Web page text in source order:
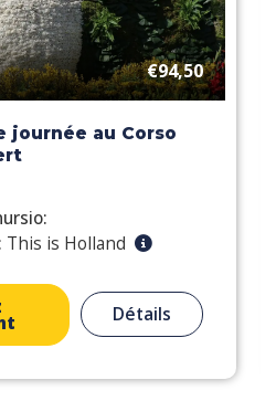
€94,50
journée au Corso
This is Holland
Détails